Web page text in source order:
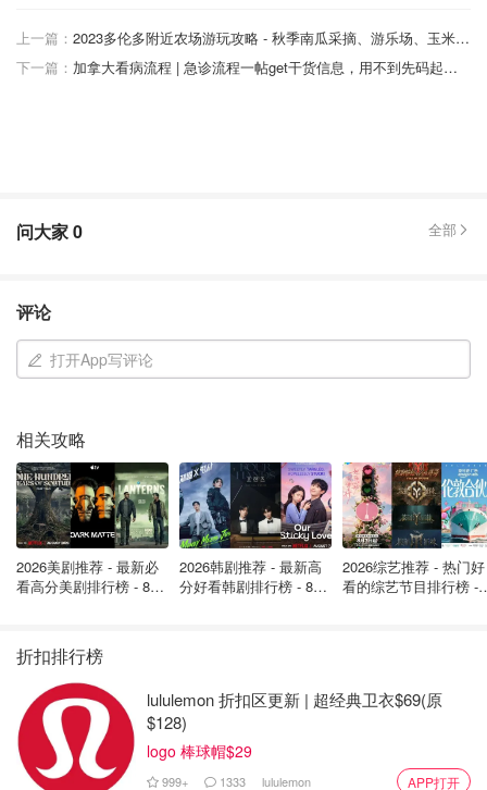
不过由于是开在H MART 面包房那里，地方不大，口味也只
但是价格很便宜！叫了22块炸鸡，结账只要25块钱！
图片来自网络 版权属于原作者
上一篇：
2023多伦多附近农场游玩攻略 - 秋季南瓜采摘、游乐场、玉米迷宫、马车活动盘点
下一篇：
加拿大看病流程 | 急诊流程一帖get干货信息，用不到先码起来！
问大家0 全部
评论
打开App写评论
相关攻略
2026美剧推荐 - 最新必
看高分美剧排行榜 - 8月
2026韩剧推荐 - 最新高
分好看韩剧排行榜 - 8月
2026综艺推荐 - 热门好
看的综艺节目排行榜 -
折扣排行榜
lululemon 折扣区更新 | 超经典卫衣$69(原
$128)
logo 棒球帽$29
999+ 1333 lululemon APP打开